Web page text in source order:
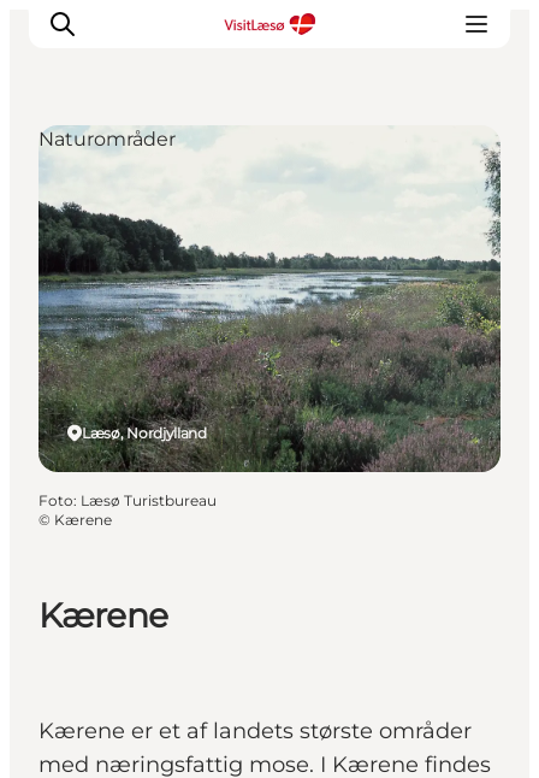
Kærene
Kærene er et af landets største områder
med næringsfattig mose. I Kærene findes
Læsø, Nordjylland
Naturområder
Foto: Læsø Turistbureau
© Kærene